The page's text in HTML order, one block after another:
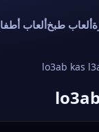
ألعاب طبخألعاب
lo3ab kas